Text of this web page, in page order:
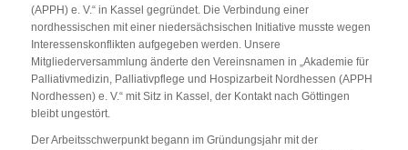
(APPH) e. V.“ in Kassel gegründet. Die Verbindung einer
nordhessischen mit einer niedersächsischen Initiative musste wegen
Interessenskonflikten aufgegeben werden. Unsere
Mitgliederversammlung änderte den Vereinsnamen in „Akademie für
Palliativmedizin, Palliativpflege und Hospizarbeit Nordhessen (APPH
Nordhessen) e. V.“ mit Sitz in Kassel, der Kontakt nach Göttingen
bleibt ungestört.
Der Arbeitsschwerpunkt begann im Gründungsjahr mit der